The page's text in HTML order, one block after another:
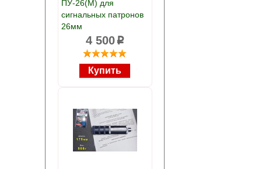
ПУ-26(М) для
сигнальных патронов
26мм
4 500p